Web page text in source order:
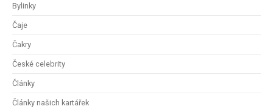
Bylinky
Čaje
Čakry
České celebrity
Články
Články našich kartářek